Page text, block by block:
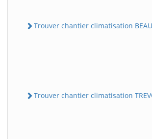
Trouver chantier climatisation
Trouver chantier climatisation